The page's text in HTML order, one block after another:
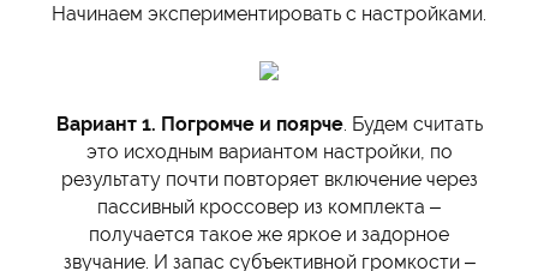
Начинаем экспериментировать с настройками.
Вариант 1. Погромче и поярче. Будем считать
это исходным вариантом настройки, по
результату почти повторяет включение через
пассивный кроссовер из комплекта –
получается такое же яркое и задорное
звучание. И запас субъективной громкости –